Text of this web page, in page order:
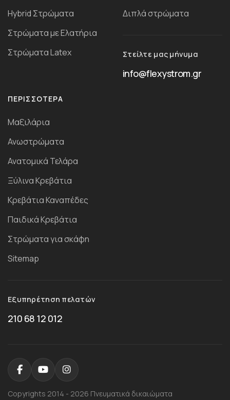
Ηybrid Στρώματα
Στρώματα με Ελατήρια
Στρώματα Latex
Διπλά στρώματα
Στείλτε μας μήνυμα
info@flexystrom.gr
ΠΕΡΙΣΣΌΤΕΡΑ
Μαξιλάρια
Ανωστρώματα
Ανατομικά Τελάρα
Ξύλινα Κρεβάτια
Κρεβάτια Καναπέδες
Παιδικά Κρεβάτια
Στρώματα για σκάφη
Sitemap
Εξυπηρέτηση πελατών
210 68 12 012
Copyrights 2014 - 2026 Πνευματικά δικαιώματα